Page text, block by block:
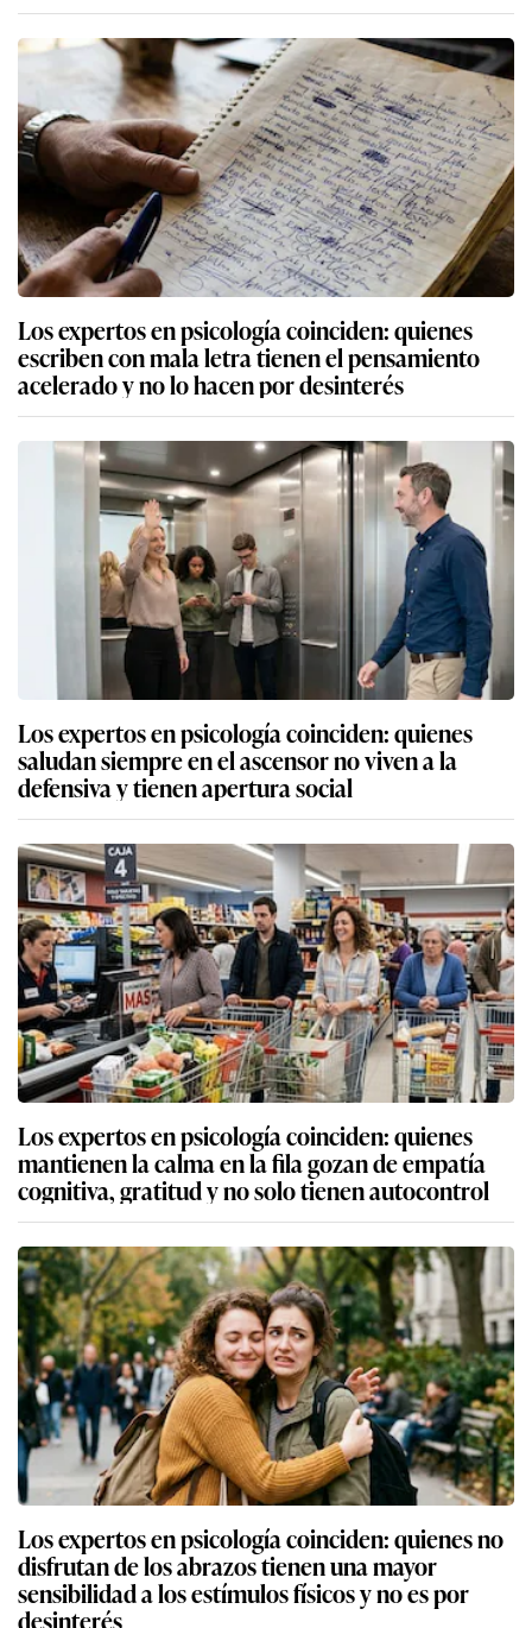
Los expertos en psicología coinciden: quienes
escriben con mala letra tienen el pensamiento
acelerado y no lo hacen por desinterés
Los expertos en psicología coinciden: quienes
saludan siempre en el ascensor no viven a la
defensiva y tienen apertura social
Los expertos en psicología coinciden: quienes
mantienen la calma en la fila gozan de empatía
cognitiva, gratitud y no solo tienen autocontrol
Los expertos en psicología coinciden: quienes no
disfrutan de los abrazos tienen una mayor
sensibilidad a los estímulos físicos y no es por
desinterés